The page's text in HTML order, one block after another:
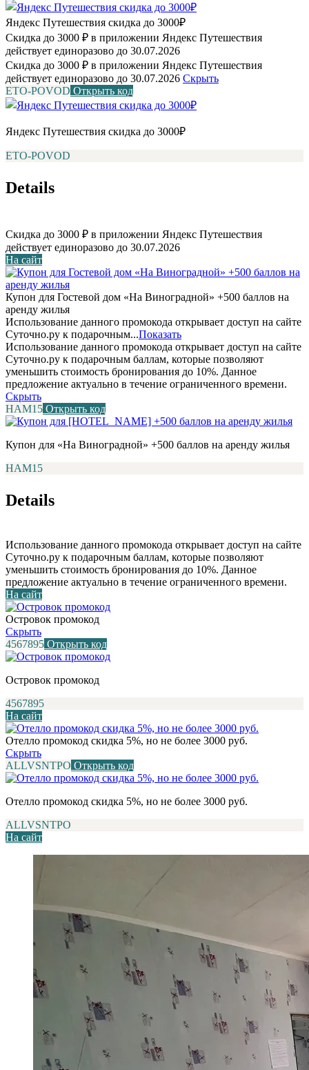
Яндекс Путешествия скидка до 3000₽
Скидка до 3000 ₽ в приложении Яндекс Путешествия
действует единоразово до 30.07.2026
Скидка до 3000 ₽ в приложении Яндекс Путешествия
действует единоразово до 30.07.2026 Скрыть
ETO-POVOD Открыть код
Яндекс Путешествия скидка до 3000₽
ETO-POVOD
Details
Скидка до 3000 ₽ в приложении Яндекс Путешествия
действует единоразово до 30.07.2026
На сайт
Купон для Гостевой дом «На Виноградной» +500 баллов на
аренду жилья
Использование данного промокода открывает доступ на сайте
Суточно.ру к подарочным...Показать
Использование данного промокода открывает доступ на сайте
Суточно.ру к подарочным баллам, которые позволяют
уменьшить стоимость бронирования до 10%. Данное
предложение актуально в течение ограниченного времени.
Скрыть
НАМ15 Открыть код
Купон для «На Виноградной» +500 баллов на аренду жилья
НАМ15
Details
Использование данного промокода открывает доступ на сайте
Суточно.ру к подарочным баллам, которые позволяют
уменьшить стоимость бронирования до 10%. Данное
предложение актуально в течение ограниченного времени.
На сайт
Островок промокод
Скрыть
4567895 Открыть код
Островок промокод
4567895
На сайт
Отелло промокод скидка 5%, но не более 3000 руб.
Скрыть
ALLVSNTPO Открыть код
Отелло промокод скидка 5%, но не более 3000 руб.
ALLVSNTPO
На сайт